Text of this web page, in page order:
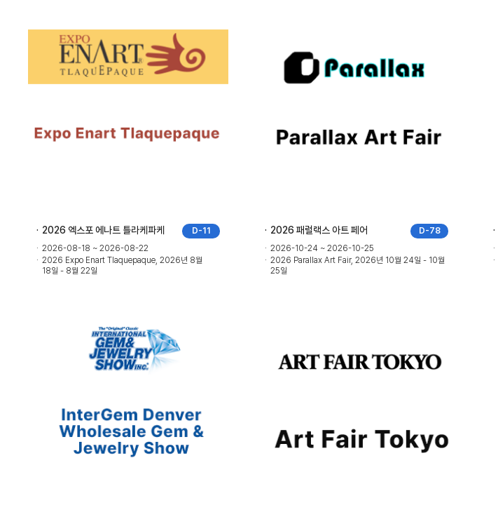
D-11
2026 엑스포 에나트 틀라케파케
2026-08-18 ~ 2026-08-22
2026 Expo Enart Tlaquepaque, 2026년 8월
18일 - 8월 22일
D-78
2026 패럴랙스 아트 페어
2026-10-24 ~ 2026-10-25
2026 Parallax Art Fair, 2026년 10월 24일 - 10월
25일